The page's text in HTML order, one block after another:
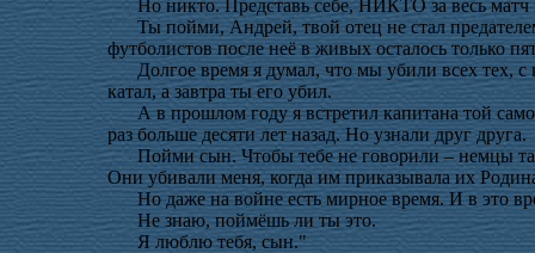
Но никто. Представь себе, НИКТО за весь
Ты пойми, Андрей, твой отец не стал
футболистов после неё в живых осталось только
Долгое время я думал, что мы убили всех тех,
катал, а завтра ты его убил.
А в прошлом году я встретил капитана той
раз больше десяти лет назад. Но узнали друг друга.
Пойми сын. Чтобы тебе не говорили – немцы
Они убивали меня, когда им приказывала их
Но даже на войне есть мирное время. И в это
Не знаю, поймёшь ли ты это.
Я люблю тебя, сын."